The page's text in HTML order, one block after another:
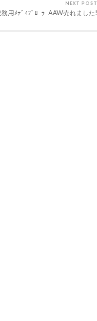
NEXT POST
用ﾒﾃﾞｨﾌﾟﾛｰﾗｰAAW売れました!